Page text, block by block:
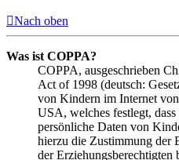
Nach oben
Was ist COPPA?
COPPA, ausgeschrieben
Act of 1998 (deutsch:
von Kindern im Internet
USA, welches festlegt,
persönliche Daten von
hierzu die Zustimmung der
der Erziehungsberechtigten